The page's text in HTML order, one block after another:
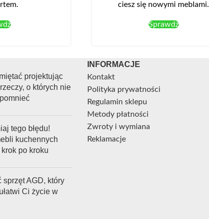
ciesz się nowymi meblami.
Sprawdź
projektując
o których nie
tego błędu!
kuchennych
po kroku
sprzęt AGD, który
Ci życie w
INFORMACJE
Kontakt
Polityka prywatności
Regulamin sklepu
Metody płatności
Zwroty i wymiana
Reklamacje